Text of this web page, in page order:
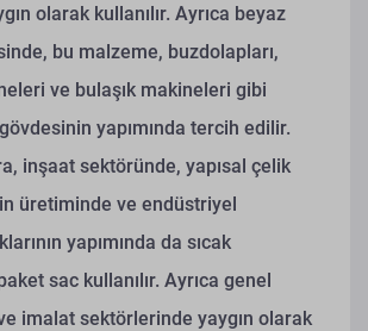
olarak kullanılır. Ayrıca beyaz
bu malzeme, buzdolapları,
ve bulaşık makineleri gibi
yapımında tercih edilir.
inşaat sektöründe, yapısal çelik
üretiminde ve endüstriyel
yapımında da sıcak
sac kullanılır. Ayrıca genel
imalat sektörlerinde yaygın olarak